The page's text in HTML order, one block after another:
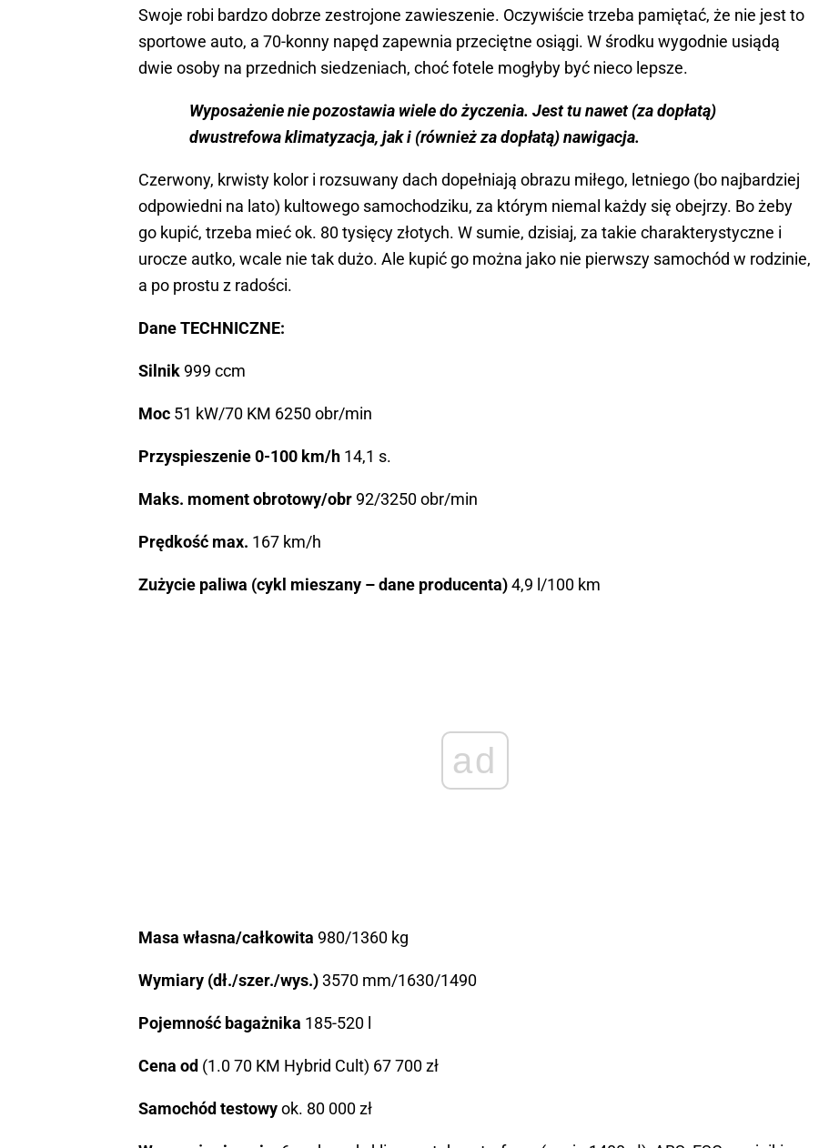
Swoje robi bardzo dobrze zestrojone zawieszenie. Oczywiście trzeba pamiętać, że nie jest to
sportowe auto, a 70-konny napęd zapewnia przeciętne osiągi. W środku wygodnie usiądą
dwie osoby na przednich siedzeniach, choć fotele mogłyby być nieco lepsze.
Wyposażenie nie pozostawia wiele do życzenia. Jest tu nawet (za dopłatą)
dwustrefowa klimatyzacja, jak i (również za dopłatą) nawigacja.
Czerwony, krwisty kolor i rozsuwany dach dopełniają obrazu miłego, letniego (bo najbardziej
odpowiedni na lato) kultowego samochodziku, za którym niemal każdy się obejrzy. Bo żeby
go kupić, trzeba mieć ok. 80 tysięcy złotych. W sumie, dzisiaj, za takie charakterystyczne i
urocze autko, wcale nie tak dużo. Ale kupić go można jako nie pierwszy samochód w rodzinie,
a po prostu z radości.
Dane TECHNICZNE:
Silnik 999 ccm
Moc 51 kW/70 KM 6250 obr/min
Przyspieszenie 0-100 km/h 14,1 s.
Maks. moment obrotowy/obr 92/3250 obr/min
Prędkość max. 167 km/h
Zużycie paliwa (cykl mieszany – dane producenta)4,9 l/100 km
ad
Masa własna/całkowita 980/1360 kg
Wymiary (dł./szer./wys.)3570 mm/1630/1490
Pojemność bagażnika 185-520 l
Cena od (1.0 70 KM Hybrid Cult) 67 700 zł
Samochód testowyok. 80 000 zł